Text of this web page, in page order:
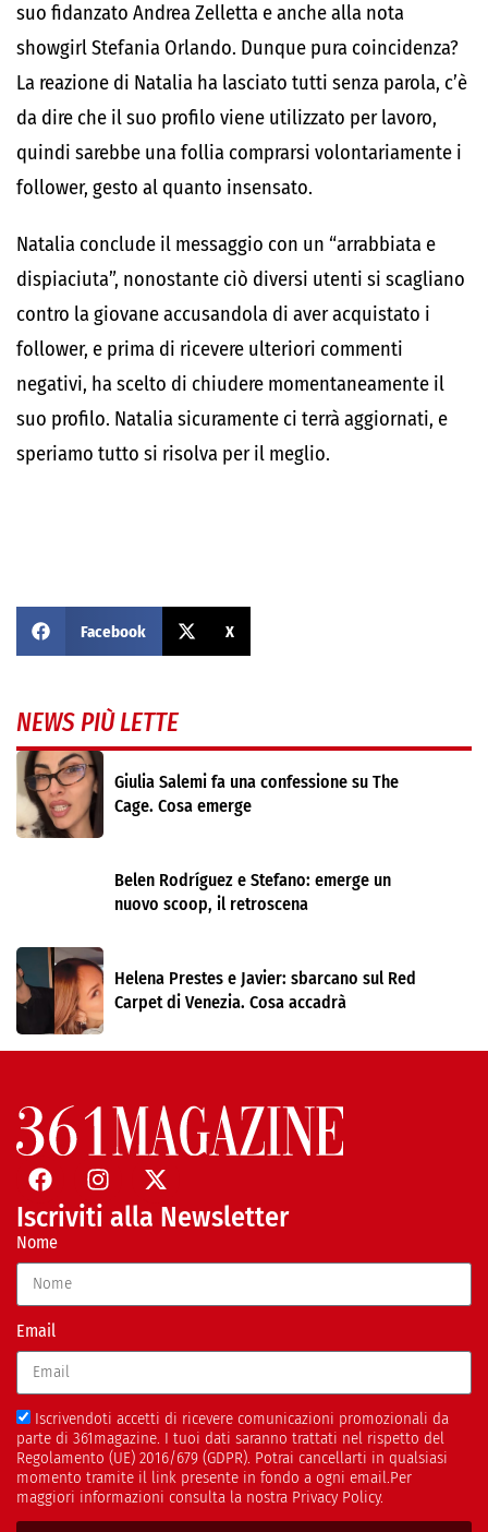
suo fidanzato Andrea Zelletta e anche alla nota
showgirl Stefania Orlando. Dunque pura coincidenza?
La reazione di Natalia ha lasciato tutti senza parola, c’è
da dire che il suo profilo viene utilizzato per lavoro,
quindi sarebbe una follia comprarsi volontariamente i
follower, gesto al quanto insensato.
Natalia conclude il messaggio con un “arrabbiata e
dispiaciuta”, nonostante ciò diversi utenti si scagliano
contro la giovane accusandola di aver acquistato i
follower, e prima di ricevere ulteriori commenti
negativi, ha scelto di chiudere momentaneamente il
suo profilo. Natalia sicuramente ci terrà aggiornati, e
speriamo tutto si risolva per il meglio.
Facebook X
NEWS PIÙ LETTE
Giulia Salemi fa una confessione su The
Cage. Cosa emerge
Belen Rodríguez e Stefano: emerge un
nuovo scoop, il retroscena
Helena Prestes e Javier: sbarcano sul Red
Carpet di Venezia. Cosa accadrà
Iscriviti alla Newsletter
Nome
Email
Iscrivendoti accetti di ricevere comunicazioni promozionali da
parte di 361magazine. I tuoi dati saranno trattati nel rispetto del
Regolamento (UE) 2016/679 (GDPR). Potrai cancellarti in qualsiasi
momento tramite il link presente in fondo a ogni email.Per
maggiori informazioni consulta la nostra Privacy Policy.